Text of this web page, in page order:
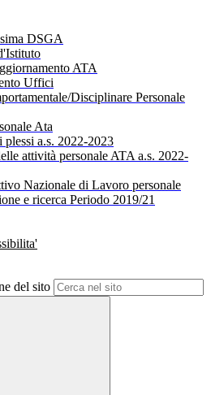
DSGA
ATA
Uffici
Disciplinare Personale
Ata
plessi a.s. 2022-2023
attività personale ATA a.s. 2022-
Nazionale di Lavoro personale
e ricerca Periodo 2019/21
del sito